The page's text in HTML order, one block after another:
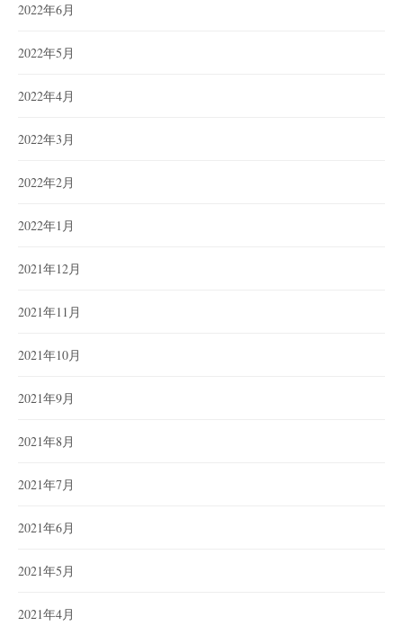
2022年6月
2022年5月
2022年4月
2022年3月
2022年2月
2022年1月
2021年12月
2021年11月
2021年10月
2021年9月
2021年8月
2021年7月
2021年6月
2021年5月
2021年4月